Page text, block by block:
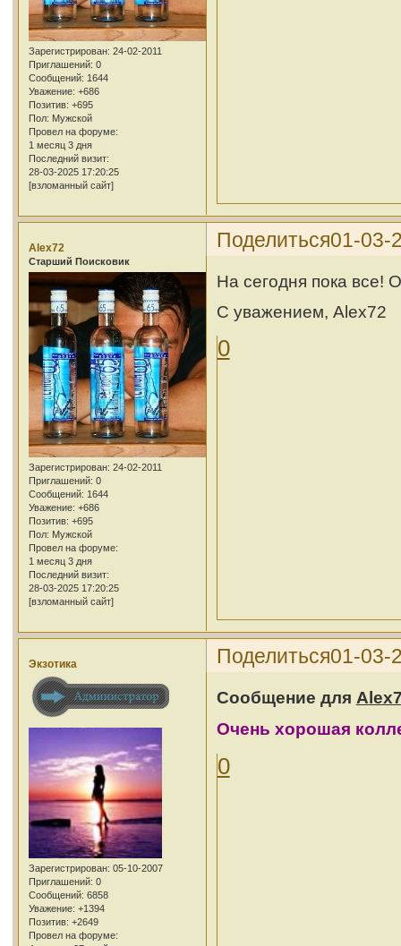
Зарегистрирован: 24-02-2011
Приглашений: 0
Сообщений: 1644
Уважение: +686
Позитив: +695
Пол: Мужской
Провел на форуме:
1 месяц 3 дня
Последний визит:
28-03-2025 17:20:25
[взломанный сайт]
Поделиться01-03-
Alex72
Cтарший Поисковик
Зарегистрирован: 24-02-2011
Приглашений: 0
Сообщений: 1644
Уважение: +686
Позитив: +695
Пол: Мужской
Провел на форуме:
1 месяц 3 дня
Последний визит:
28-03-2025 17:20:25
[взломанный сайт]
На сегодня пока все!
С уважением, Alex72
0
Поделиться01-03-
Экзотика
Зарегистрирован: 05-10-2007
Приглашений: 0
Сообщений: 6858
Уважение: +1394
Позитив: +2649
Провел на форуме:
Сообщение для
Очень хорошая
0